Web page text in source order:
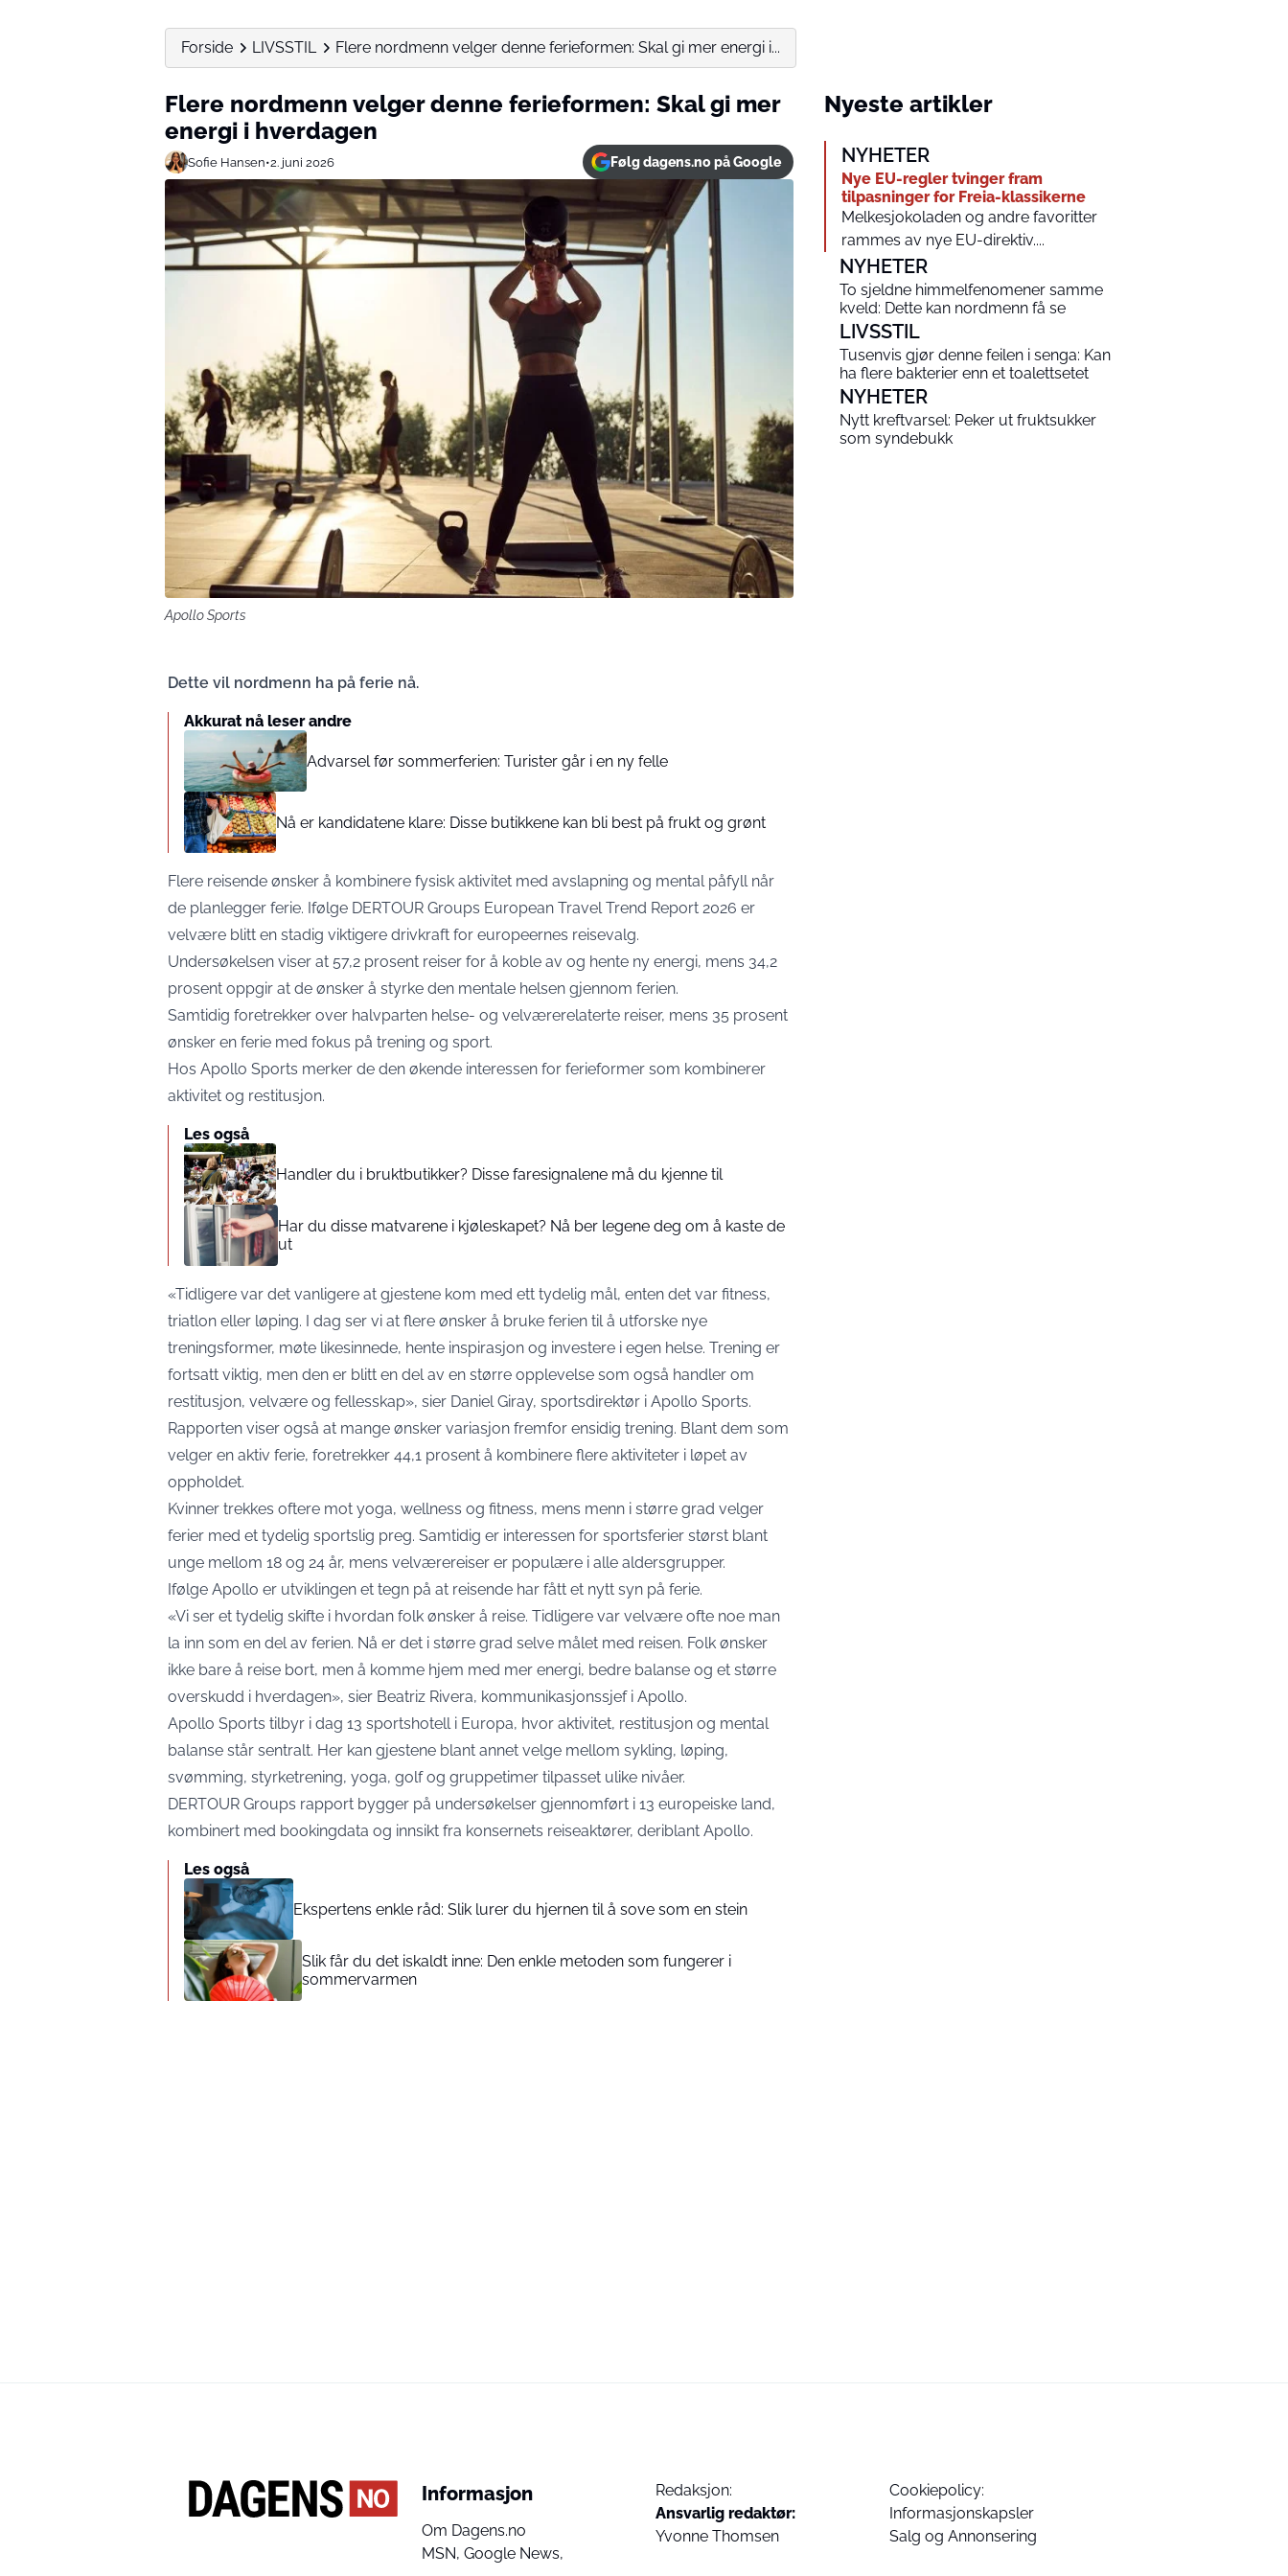
Forside LIVSSTIL Flere nordmenn velger denne ferieformen: Skal gi mer energi i...
Flere nordmenn velger denne ferieformen: Skal gi mer
energi i hverdagen
Sofie Hansen•2. juni 2026 Følg dagens.no på Google
Apollo Sports
Dette vil nordmenn ha på ferie nå.
Akkurat nå leser andre
Advarsel før sommerferien: Turister går i en ny felle
Nå er kandidatene klare: Disse butikkene kan bli best på frukt og grønt
Flere reisende ønsker å kombinere fysisk aktivitet med avslapning og mental påfyll når
de planlegger ferie. Ifølge DERTOUR Groups European Travel Trend Report 2026 er
velvære blitt en stadig viktigere drivkraft for europeernes reisevalg.
Undersøkelsen viser at 57,2 prosent reiser for å koble av og hente ny energi, mens 34,2
prosent oppgir at de ønsker å styrke den mentale helsen gjennom ferien.
Samtidig foretrekker over halvparten helse- og velværerelaterte reiser, mens 35 prosent
ønsker en ferie med fokus på trening og sport.
Hos Apollo Sports merker de den økende interessen for ferieformer som kombinerer
aktivitet og restitusjon.
Les også
Handler du i bruktbutikker? Disse faresignalene må du kjenne til
Har du disse matvarene i kjøleskapet? Nå ber legene deg om å kaste de
ut
«Tidligere var det vanligere at gjestene kom med ett tydelig mål, enten det var fitness,
triatlon eller løping. I dag ser vi at flere ønsker å bruke ferien til å utforske nye
treningsformer, møte likesinnede, hente inspirasjon og investere i egen helse. Trening er
fortsatt viktig, men den er blitt en del av en større opplevelse som også handler om
restitusjon, velvære og fellesskap», sier Daniel Giray, sportsdirektør i Apollo Sports.
Rapporten viser også at mange ønsker variasjon fremfor ensidig trening. Blant dem som
velger en aktiv ferie, foretrekker 44,1 prosent å kombinere flere aktiviteter i løpet av
oppholdet.
Kvinner trekkes oftere mot yoga, wellness og fitness, mens menn i større grad velger
ferier med et tydelig sportslig preg. Samtidig er interessen for sportsferier størst blant
unge mellom 18 og 24 år, mens velværereiser er populære i alle aldersgrupper.
Ifølge Apollo er utviklingen et tegn på at reisende har fått et nytt syn på ferie.
«Vi ser et tydelig skifte i hvordan folk ønsker å reise. Tidligere var velvære ofte noe man
la inn som en del av ferien. Nå er det i større grad selve målet med reisen. Folk ønsker
ikke bare å reise bort, men å komme hjem med mer energi, bedre balanse og et større
overskudd i hverdagen», sier Beatriz Rivera, kommunikasjonssjef i Apollo.
Apollo Sports tilbyr i dag 13 sportshotell i Europa, hvor aktivitet, restitusjon og mental
balanse står sentralt. Her kan gjestene blant annet velge mellom sykling, løping,
svømming, styrketrening, yoga, golf og gruppetimer tilpasset ulike nivåer.
DERTOUR Groups rapport bygger på undersøkelser gjennomført i 13 europeiske land,
kombinert med bookingdata og innsikt fra konsernets reiseaktører, deriblant Apollo.
Les også
Ekspertens enkle råd: Slik lurer du hjernen til å sove som en stein
Slik får du det iskaldt inne: Den enkle metoden som fungerer i
sommervarmen
Nyeste artikler
NYHETER
Nye EU-regler tvinger fram
tilpasninger for Freia-klassikerne
Melkesjokoladen og andre favoritter
rammes av nye EU-direktiv....
NYHETER
To sjeldne himmelfenomener samme
kveld: Dette kan nordmenn få se
LIVSSTIL
Tusenvis gjør denne feilen i senga: Kan
ha flere bakterier enn et toalettsetet
NYHETER
Nytt kreftvarsel: Peker ut fruktsukker
som syndebukk
Informasjon
Om Dagens.no
MSN, Google News,
Redaksjon:
Ansvarlig redaktør:
Yvonne Thomsen
Cookiepolicy:
Informasjonskapsler
Salg og Annonsering